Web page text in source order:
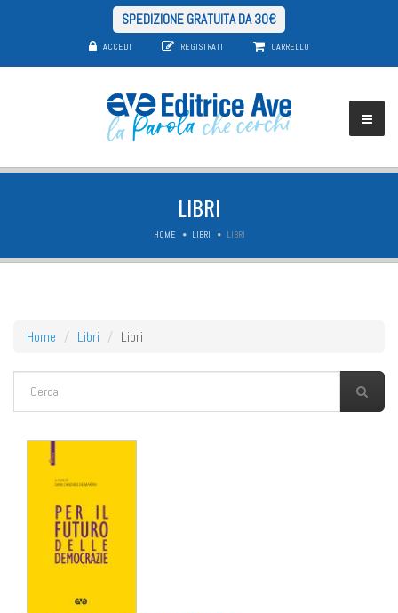
SPEDIZIONE GRATUITA DA 30€
ACCEDI REGISTRATI CARRELLO
LIBRI
HOME LIBRI LIBRI
Home Libri Libri
FORM DI RICERCA